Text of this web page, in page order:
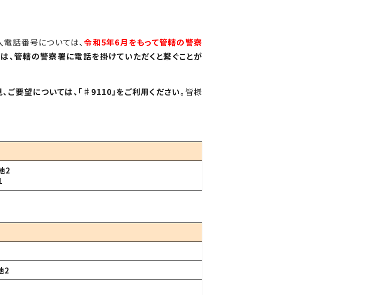
話番号については、令和5年6月をもって管轄の警察
、管轄の警察署に電話を掛けていただくと繋ぐことが
ご要望については、「♯9110」をご利用ください。皆様
2
2